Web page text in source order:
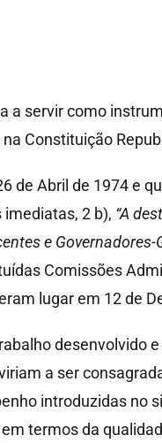
a servir como
Constituição
de Abril de 1974 e
2 b), “A
e Governadores-
Comissões
lugar em 12 de
desenvolvido
a ser
introduzidas no
termos da